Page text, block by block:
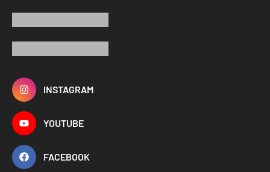
INSTAGRAM
YOUTUBE
FACEBOOK